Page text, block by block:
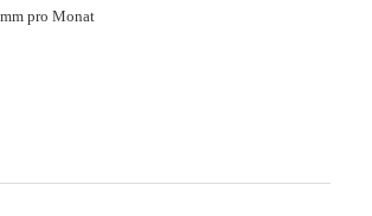
pro Monat